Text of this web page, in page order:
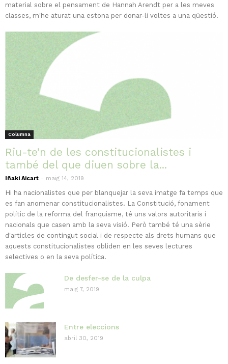
material sobre el pensament de Hannah Arendt per a les meves
classes, m'he aturat una estona per donar-li voltes a una qüestió.
Columna
Riu-te’n de les constitucionalistes i
també del que diuen sobre la...
Iñaki Aicart - maig 14, 2019
Hi ha nacionalistes que per blanquejar la seva imatge fa temps que
es fan anomenar constitucionalistes. La Constitució, fonament
polític de la reforma del franquisme, té uns valors autoritaris i
nacionals que casen amb la seva visió. Però també té una sèrie
d'articles de contingut social i de respecte als drets humans que
aquests constitucionalistes obliden en les seves lectures
selectives o en la seva política.
De desfer-se de la culpa
maig 7, 2019
Entre eleccions
abril 30, 2019